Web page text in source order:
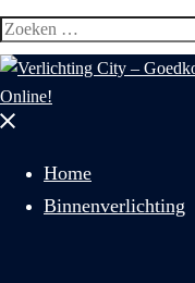
Zoeken
naar:
Menu
Home
Binnenverlichting